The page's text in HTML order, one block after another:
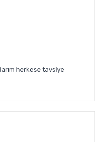
herkese tavsiye